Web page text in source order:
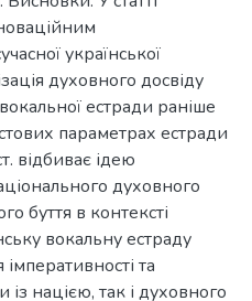
української
духовного досвіду
естради раніше
параметрах естради
відбиває ідею
духовного
буття в контексті
вокальну естраду
та
нацією, так і духовного